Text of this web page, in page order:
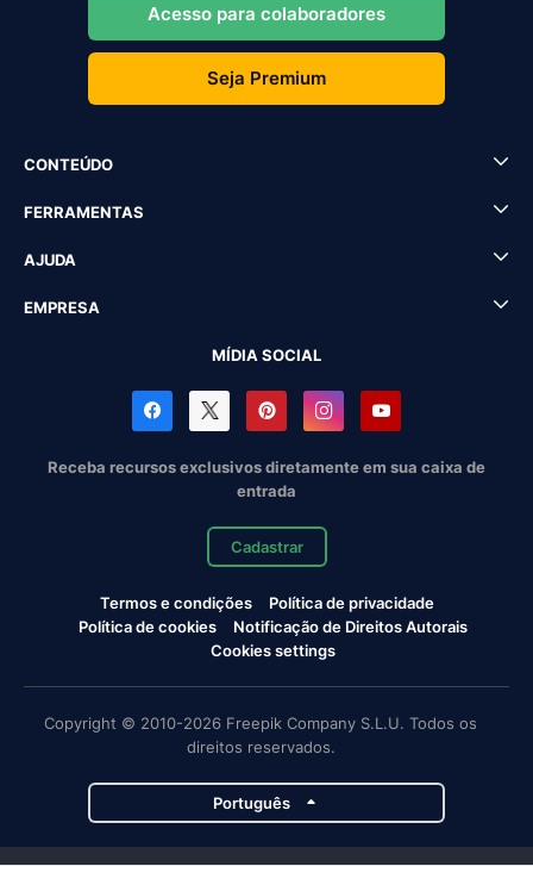
Acesso para colaboradores
Seja Premium
CONTEÚDO
FERRAMENTAS
AJUDA
EMPRESA
MÍDIA SOCIAL
Receba recursos exclusivos diretamente em sua caixa de
entrada
Cadastrar
Termos e condições
Política de privacidade
Política de cookies
Notificação de Direitos Autorais
Cookies settings
Copyright © 2010-2026 Freepik Company S.L.U. Todos os
direitos reservados.
Português